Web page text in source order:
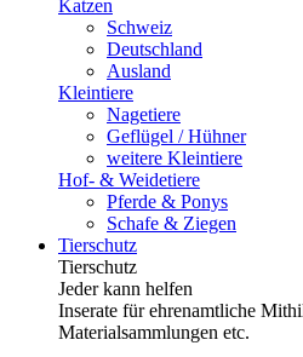
Katzen
Schweiz
Deutschland
Ausland
Kleintiere
Nagetiere
Geflügel / Hühner
weitere Kleintiere
Hof- & Weidetiere
Pferde & Ponys
Schafe & Ziegen
Tierschutz
Tierschutz
Jeder kann helfen
Inserate für ehrenamtliche
Materialsammlungen etc.